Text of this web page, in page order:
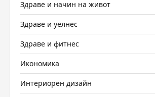
Здраве и начин на живот
Здраве и уелнес
Здраве и фитнес
Икономика
Интериорен дизайн